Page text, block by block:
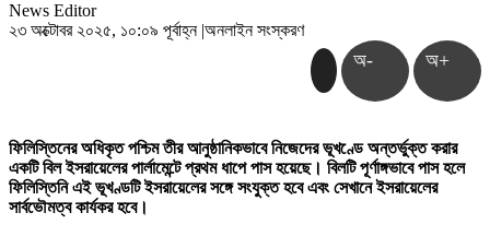
News Editor
২৩ অক্টোবর ২০২৫, ১০:০৯ পূর্বাহ্ন |অনলাইন সংস্করণ
অ- অ+
ফিলিস্তিনের অধিকৃত পশ্চিম তীর আনুষ্ঠানিকভাবে নিজেদের ভূখণ্ডে অন্তর্ভুক্ত করার
একটি বিল ইসরায়েলের পার্লামেন্টে প্রথম ধাপে পাস হয়েছে। বিলটি পূর্ণাঙ্গভাবে পাস হলে
ফিলিস্তিনি এই ভূখণ্ডটি ইসরায়েলের সঙ্গে সংযুক্ত হবে এবং সেখানে ইসরায়েলের
সার্বভৌমত্ব কার্যকর হবে।